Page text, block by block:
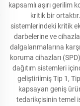
kapsamlı aşırı gerilim
kritik bir
sistemlerindeki kritik
darbelerine ve
dalgalanmalarına
koruma cihazları
dağıtım sistemleri
geliştirilmiş Tip 1,
kapsayan geniş
tedarikçisinin temel